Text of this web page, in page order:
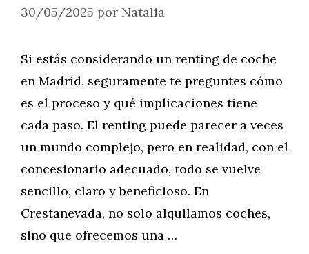
30/05/2025 por Natalia
Si estás considerando un renting de coche
en Madrid, seguramente te preguntes cómo
es el proceso y qué implicaciones tiene
cada paso. El renting puede parecer a veces
un mundo complejo, pero en realidad, con el
concesionario adecuado, todo se vuelve
sencillo, claro y beneficioso. En
Crestanevada, no solo alquilamos coches,
sino que ofrecemos una …